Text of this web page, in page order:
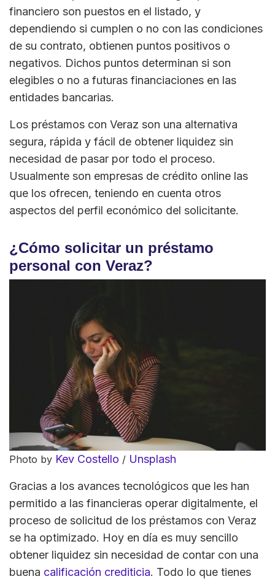
financiero son puestos en el listado, y
dependiendo si cumplen o no con las condiciones
de su contrato, obtienen puntos positivos o
negativos. Dichos puntos determinan si son
elegibles o no a futuras financiaciones en las
entidades bancarias.
Los préstamos con Veraz son una alternativa
segura, rápida y fácil de obtener liquidez sin
necesidad de pasar por todo el proceso.
Usualmente son empresas de crédito online las
que los ofrecen, teniendo en cuenta otros
aspectos del perfil económico del solicitante.
¿Cómo solicitar un préstamo
personal con Veraz?
Photo by Kev Costello / Unsplash
Gracias a los avances tecnológicos que les han
permitido a las financieras operar digitalmente, el
proceso de solicitud de los préstamos con Veraz
se ha optimizado. Hoy en día es muy sencillo
obtener liquidez sin necesidad de contar con una
buena calificación crediticia. Todo lo que tienes